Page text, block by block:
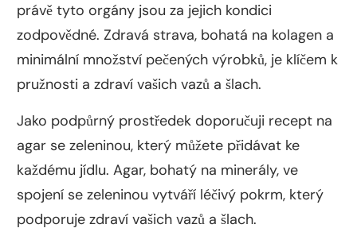
právě tyto orgány jsou za jejich kondici
zodpovědné. Zdravá strava, bohatá na kolagen a
minimální množství pečených výrobků, je klíčem k
pružnosti a zdraví vašich vazů a šlach.
Jako podpůrný prostředek doporučuji recept na
agar se zeleninou, který můžete přidávat ke
každému jídlu. Agar, bohatý na minerály, ve
spojení se zeleninou vytváří léčivý pokrm, který
podporuje zdraví vašich vazů a šlach.